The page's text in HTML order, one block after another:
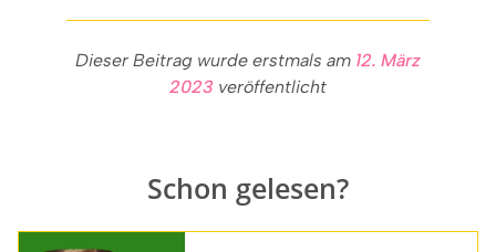
Dieser Beitrag wurde erstmals am 12. März
2023 veröffentlicht
Schon gelesen?